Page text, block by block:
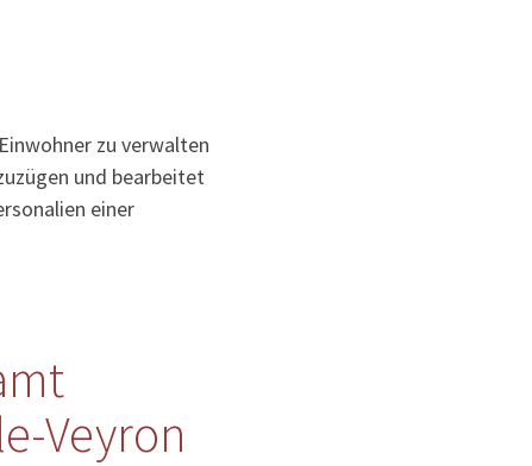
zu verwalten
und bearbeitet
einer
Veyron